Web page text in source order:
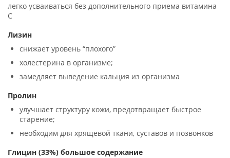
легко усваиваться без дополнительного приема витамина
С
Лизин
снижает уровень “плохого”
холестерина в организме;
замедляет выведение кальция из организма
Пролин
улучшает структуру кожи, предотвращает быстрое
старение;
необходим для хрящевой ткани, суставов и позвонков
Глицин (33%) большое содержание